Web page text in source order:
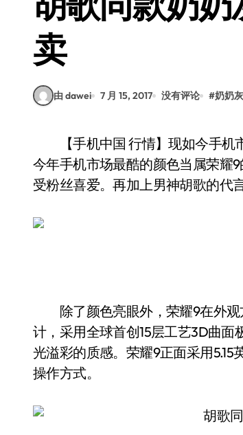
卖
由 dawei 7 月 15, 2017 没有评论 #奶奶灰
【手机中国 行情】现如今手机市场的竞争除了配置外，颜色也逐渐成为吸引用户的特点。而
今年手机市场最酷的颜色当属荣耀
受粉丝喜爱。再加上男神胡歌的代
除了颜色亮眼外，荣耀9在外观
计，采用全球首创15层工艺3D曲
光溢彩的质感。荣耀9正面采用
操作方式。